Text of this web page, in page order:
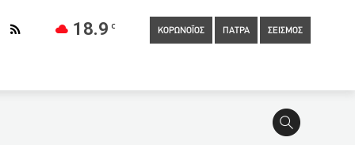
18.9 C
ΚΟΡΩΝΟΪΟΣ ΠΑΤΡΑ ΣΕΙΣΜΟΣ
Ανοίγει το πρώτο υποβρύχιο μουσείο της Ελλάδας στην
Συμπληρωματική προκήρυξη της